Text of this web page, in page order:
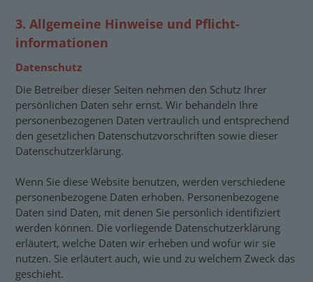
3. Allgemeine Hinweise und Pflicht­
informationen
Datenschutz
Die Betreiber dieser Seiten nehmen den Schutz Ihrer
persönlichen Daten sehr ernst. Wir behandeln Ihre
personenbezogenen Daten vertraulich und entsprechend
den gesetzlichen Datenschutzvorschriften sowie dieser
Datenschutzerklärung.
Wenn Sie diese Website benutzen, werden verschiedene
personenbezogene Daten erhoben. Personenbezogene
Daten sind Daten, mit denen Sie persönlich identifiziert
werden können. Die vorliegende Datenschutzerklärung
erläutert, welche Daten wir erheben und wofür wir sie
nutzen. Sie erläutert auch, wie und zu welchem Zweck das
geschieht.